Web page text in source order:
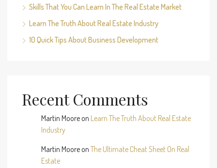
Skills That You Can Learn In The Real Estate Market
Learn The Truth About Real Estate Industry
10 Quick Tips About Business Development
Recent Comments
Martin Mooreon Learn The Truth About Real Estate
Industry
Martin Mooreon The Ultimate Cheat Sheet On Real
Estate